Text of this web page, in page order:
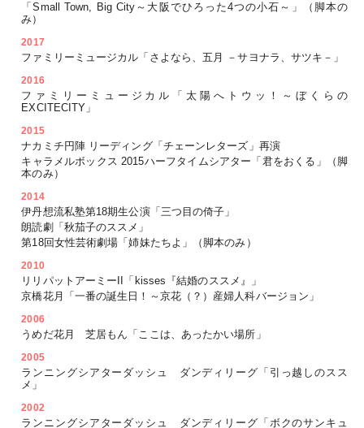
「Small Town, Big City～大阪でひろった4つの小石～」（脚本の
み）
2017
ファミリーミュージカル「さよなら、五月 －サヨナラ、サツキ－」
2016
ファミリーミュージカル「太陽へトウッ！～ぼくらの
EXCITECITY」
2015
ナカミチ円陣 リーディング「チェーンレターズ」再演
キャラメルボックス 2015ハーフタイムシアター「君をおくる」（脚
本のみ）
2014
伊丹想流私塾第18期生公演「三つ目の倚子」
朗読劇「秋茄子のススメ」
第18回女性芸術劇場「姉妹たちよ」（脚本のみ）
2010
リリパットアーミーII「kisses『結婚のススメ』」
京橋花月「一番の誕生日！～京花（？）産婦人科バージョン」
2006
うめだ花月 芝居もん「ここは、あったかい場所」
2005
ランニングシアターダッシュ ダンディリーグ「引っ越しのスス
メ」
2002
ランニングシアターダッシュ ダンディリーグ「ボクのサンキュ